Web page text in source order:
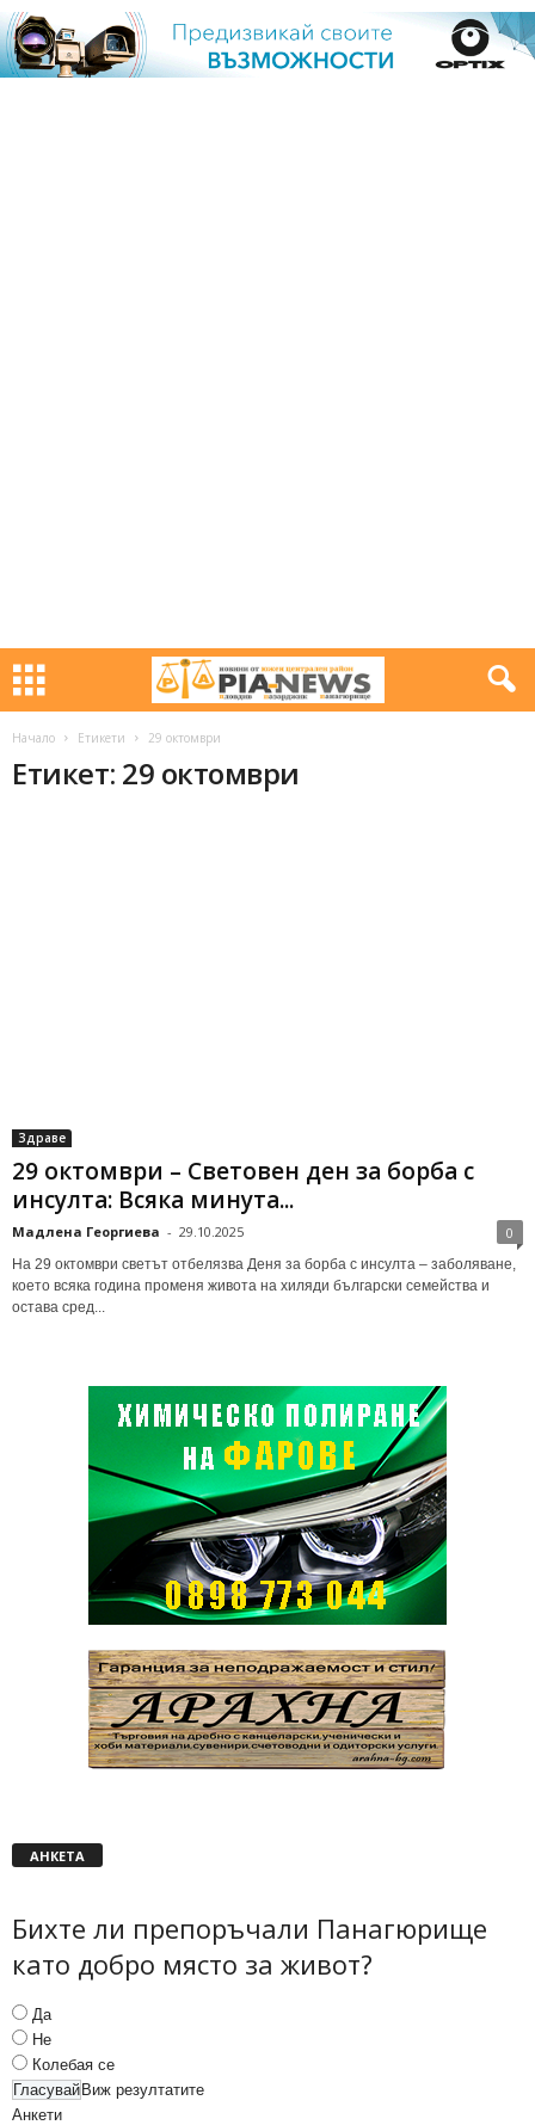
Начало Етикети 29 октомври
Етикет: 29 октомври
Здраве
29 октомври – Световен ден за борба с
инсулта: Всяка минута...
Мадлена Георгиева - 29.10.2025 0
На 29 октомври светът отбелязва Деня за борба с инсулта – заболяване,
което всяка година променя живота на хиляди български семейства и
остава сред...
АНКЕТА
Бихте ли препоръчали Панагюрище
като добро място за живот?
Да
Не
Колебая се
Виж резултатите
Анкети